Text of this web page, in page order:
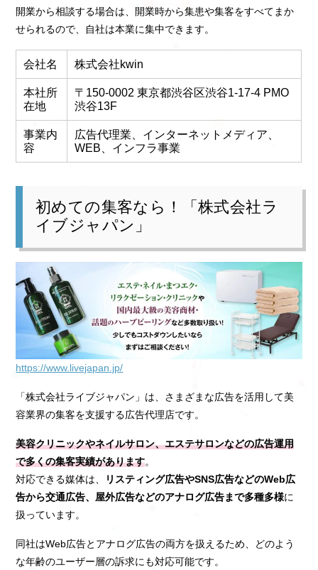
開業から相談する場合は、開業時から集患や集客をすべてまか
せられるので、自社は本業に集中できます。
会社名 株式会社kwin
本社所
在地
〒150-0002 東京都渋谷区渋谷1-17-4 PMO
渋谷13F
事業内
容
広告代理業、インターネットメディア、
WEB、インフラ事業
初めての集客なら！「株式会社ラ
イブジャパン」
https://www.livejapan.jp/
「株式会社ライブジャパン」は、さまざまな広告を活用して美
容業界の集客を支援する広告代理店です。
美容クリニックやネイルサロン、エステサロンなどの広告運用
で多くの集客実績があります。
対応できる媒体は、
リスティング広告やSNS広告などのWeb広
告から交通広告、屋外広告などのアナログ広告まで多種多様に
扱っています。
同社はWeb広告とアナログ広告の両方を扱えるため、どのよう
な年齢のユーザー層の訴求にも対応可能です。